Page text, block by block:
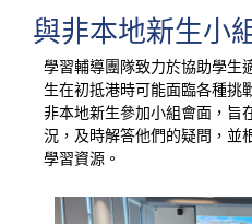
與非本地新生小
學習輔導團隊致力於協助學生
生在初抵港時可能面臨各種挑
非本地新生參加小組會面，旨
況，及時解答他們的疑問，並
學習資源。